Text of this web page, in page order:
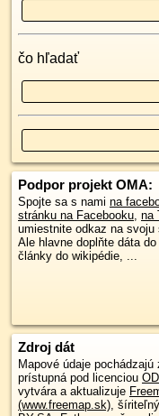
čo hľadať
Podpor projekt OMA:
Spojte sa s nami na
stránku na Facebooku, na
umiestnite odkaz na svoju
Ale hlavne doplňte dáta
články do wikipédie, ...
Zdroj dát
Mapové údaje pochádzajú
prístupná pod licenciou
vytvára a aktualizuje
(www.freemap.sk),